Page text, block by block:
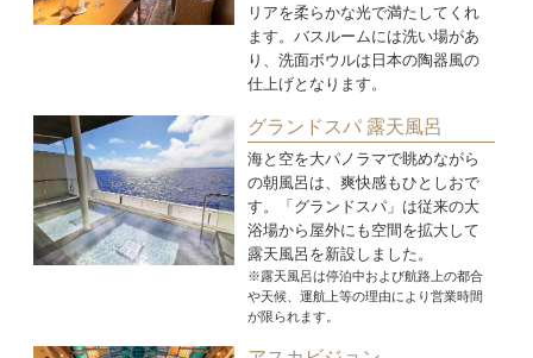
リアを柔らかな光で満たしてくれ
ます。バスルームには洗い場があ
り、洗面ボウルは日本の陶器風の
仕上げとなります。
グランドスパ 露天風呂
海と空を大パノラマで眺めながら
の朝風呂は、爽快感もひとしおで
す。「グランドスパ」は従来の大
浴場から屋外にも空間を拡大して
露天風呂を新設しました。
※露天風呂は停泊中および航路上の都合
や天候、運航上等の理由により営業時間
が限られます。